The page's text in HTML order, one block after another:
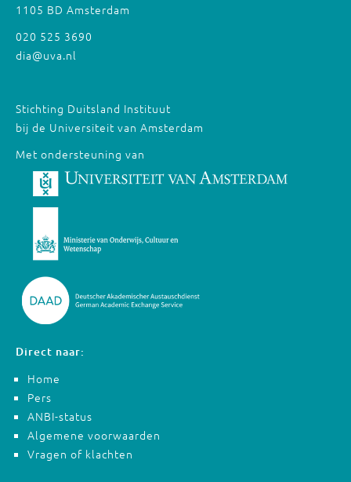
1105 BD Amsterdam
020 525 3690
dia@uva.nl
Stichting Duitsland Instituut
bij de Universiteit van Amsterdam
Met ondersteuning van
Direct naar:
Home
Pers
ANBI-status
Algemene voorwaarden
Vragen of klachten